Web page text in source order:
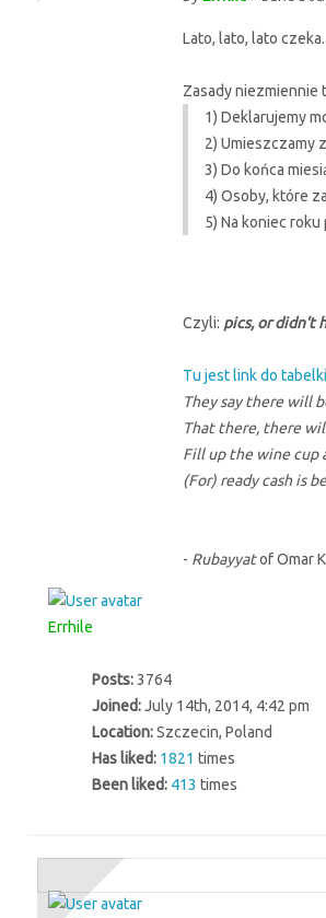
Lato, lato, lato
Zasady niezmiennie
1) Deklarujemy
2) Umieszczamy
3) Do końca
4) Osoby, które
5) Na koniec
Czyli: pics, or didn't
Tu jest link do tabelki
They say there will
That there, there
Fill up the wine cup
(For) ready cash is
- Rubayyatof Omar
Errhile
Posts:3764
Joined:July 14th, 2014, 4:42 pm
Location:Szczecin, Poland
Has liked: 1821 times
Been liked: 413 times